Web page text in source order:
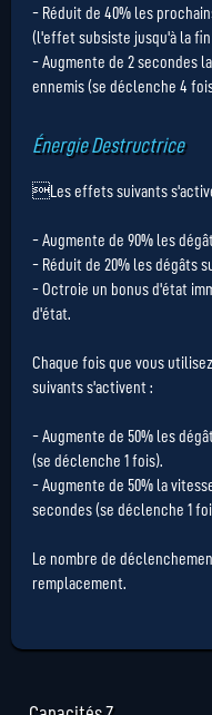
- Réduit de 40% les
(l'effet subsiste jusqu'à la
- Augmente de 2 secondes
ennemis (se déclenche 4
Énergie Destructrice
Les effets suivants
- Augmente de 90% les
- Réduit de 20% les dégâts
- Octroie un bonus d'état
d'état.
Chaque fois que vous
suivants s'activent :
- Augmente de 50% les
(se déclenche 1 fois).
- Augmente de 50% la
secondes (se déclenche 1
Le nombre de
remplacement.